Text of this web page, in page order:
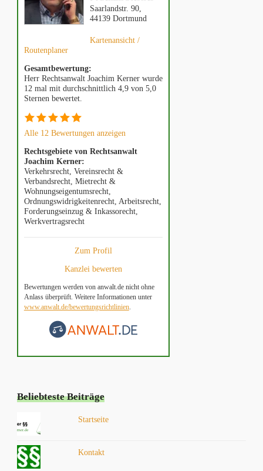
Saarlandstr. 90,
44139 Dortmund
Kartenansicht /
Routenplaner
Gesamtbewertung:
Herr Rechtsanwalt Joachim Kerner wurde
12 mal mit durchschnittlich 4,9 von 5,0
Sternen bewertet.
Alle 12 Bewertungen anzeigen
Rechtsgebiete von Rechtsanwalt
Joachim Kerner:
Verkehrsrecht, Vereinsrecht &
Verbandsrecht, Mietrecht &
Wohnungseigentumsrecht,
Ordnungswidrigkeitenrecht, Arbeitsrecht,
Forderungseinzug & Inkassorecht,
Werkvertragsrecht
Zum Profil
Kanzlei bewerten
Bewertungen werden von anwalt.de nicht ohne
Anlass überprüft. Weitere Informationen unter
www.anwalt.de/bewertungsrichtlinien.
Beliebteste Beiträge
Startseite
Kontakt